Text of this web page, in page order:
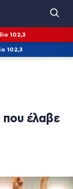
102,3
102,3
που έλαβε